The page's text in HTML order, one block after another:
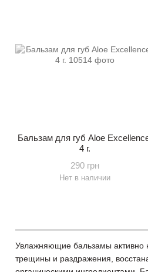
Увлажняющие бальзамы активно
трещины и раздражения,
Бальзам для губ Aloe
4 г.
290 грн
Нет в наличии